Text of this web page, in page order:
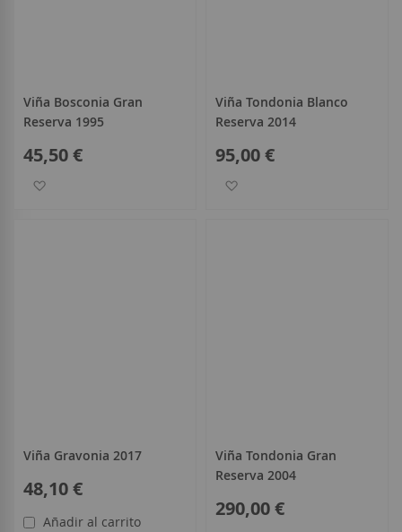
Viña Bosconia Gran
Reserva 1995
45,50 €
Viña Tondonia Blanco
Reserva 2014
95,00 €
Viña Gravonia 2017
48,10 €
Añadir al carrito
Viña Tondonia Gran
Reserva 2004
290,00 €